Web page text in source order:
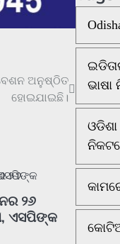
ଅନୁଷ୍ଠିତ
ହୋଇଯାଇଛି।
୨୬
ଏସପିଙ୍କ
ଭାଷା